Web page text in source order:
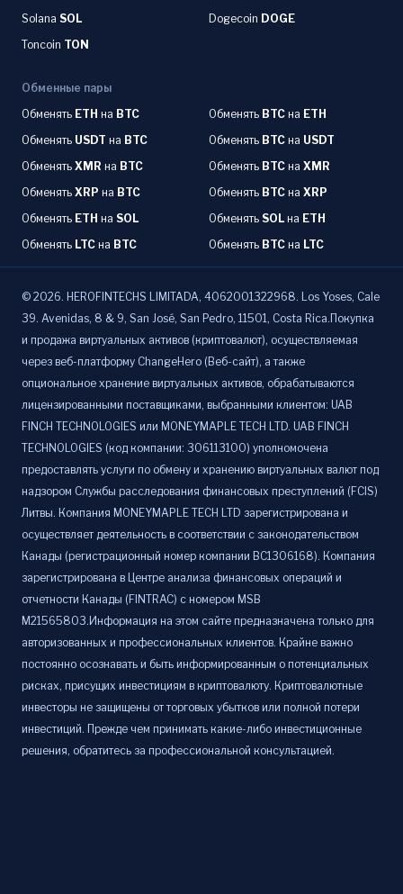
Solana SOL Dogecoin DOGE
Toncoin TON
Обменные пары
Обменять ETH на BTC Обменять BTC на ETH
Обменять USDT на BTC Обменять BTC на USDT
Обменять XMR на BTC Обменять BTC на XMR
Обменять XRP на BTC Обменять BTC на XRP
Обменять ETH на SOL Обменять SOL на ETH
Обменять LTC на BTC Обменять BTC на LTC
© 2026. HEROFINTECHS LIMITADA, 4062001322968. Los Yoses, Cale
39. Avenidas, 8 & 9, San José, San Pedro, 11501, Costa Rica.Покупка
и продажа виртуальных активов (криптовалют), осуществляемая
через веб-платформу ChangeHero (Веб-сайт), а также
опциональное хранение виртуальных активов, обрабатываются
лицензированными поставщиками, выбранными клиентом: UAB
FINCH TECHNOLOGIES или MONEYMAPLE TECH LTD. UAB FINCH
TECHNOLOGIES (код компании: 306113100) уполномочена
предоставлять услуги по обмену и хранению виртуальных валют под
надзором Службы расследования финансовых преступлений (FCIS)
Литвы. Компания MONEYMAPLE TECH LTD зарегистрирована и
осуществляет деятельность в соответствии с законодательством
Канады (регистрационный номер компании BC1306168). Компания
зарегистрирована в Центре анализа финансовых операций и
отчетности Канады (FINTRAC) с номером MSB
M21565803.Информация на этом сайте предназначена только для
авторизованных и профессиональных клиентов. Крайне важно
постоянно осознавать и быть информированным о потенциальных
рисках, присущих инвестициям в криптовалюту. Криптовалютные
инвесторы не защищены от торговых убытков или полной потери
инвестиций. Прежде чем принимать какие-либо инвестиционные
решения, обратитесь за профессиональной консультацией.